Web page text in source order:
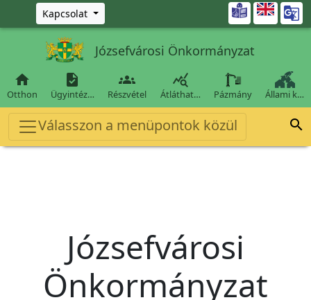
Ugrás a fő tartalomra
Kapcsolat 
Józsefvárosi Önkormányzat

Otthon

Ügyintéz…

Részvétel

Átláthat… Pázmány Állami k…
Válasszon a menüpontok közül 
Józsefvárosi
Önkormányzat